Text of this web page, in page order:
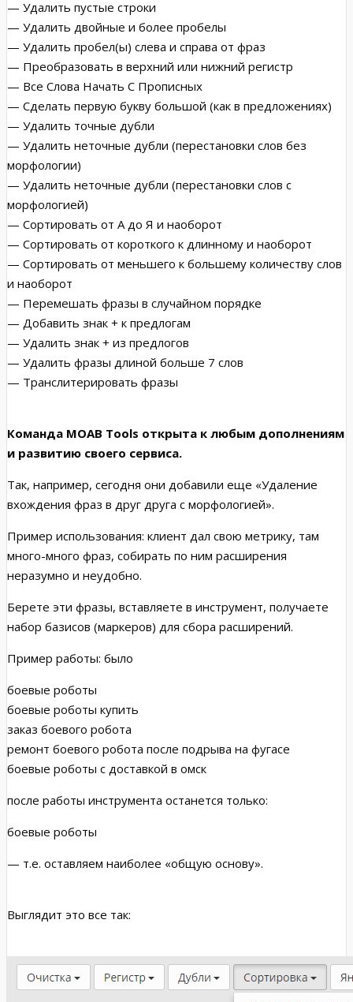
— Удалить пустые строки
— Удалить двойные и более пробелы
— Удалить пробел(ы) слева и справа от фраз
— Преобразовать в верхний или нижний регистр
— Все Слова Начать С Прописных
— Сделать первую букву большой (как в предложениях)
— Удалить точные дубли
— Удалить неточные дубли (перестановки слов без
морфологии)
— Удалить неточные дубли (перестановки слов с
морфологией)
— Сортировать от А до Я и наоборот
— Сортировать от короткого к длинному и наоборот
— Сортировать от меньшего к большему количеству слов
и наоборот
— Перемешать фразы в случайном порядке
— Добавить знак + к предлогам
— Удалить знак + из предлогов
— Удалить фразы длиной больше 7 слов
— Транслитерировать фразы
Команда MOAB Tools открыта к любым дополнениям
и развитию своего сервиса.
Так, например, сегодня они добавили еще «Удаление
вхождения фраз в друг друга с морфологией».
Пример использования: клиент дал свою метрику, там
много-много фраз, собирать по ним расширения
неразумно и неудобно.
Берете эти фразы, вставляете в инструмент, получаете
набор базисов (маркеров) для сбора расширений.
Пример работы: было
боевые роботы
боевые роботы купить
заказ боевого робота
ремонт боевого робота после подрыва на фугасе
боевые роботы с доставкой в омск
после работы инструмента останется только:
боевые роботы
— т.е. оставляем наиболее «общую основу».
Выглядит это все так: